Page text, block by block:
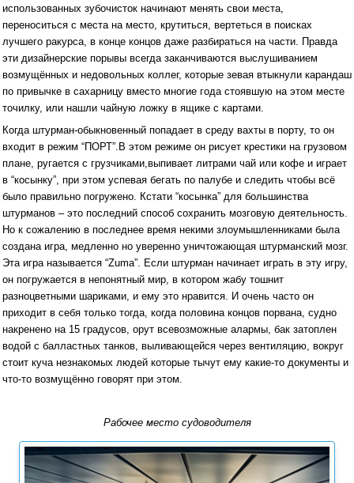
использованных зубочисток начинают менять свои места,
переноситься с места на место, крутиться, вертеться в поисках
лучшего ракурса, в конце концов даже разбираться на части. Правда
эти дизайнерские порывы всегда заканчиваются выслушиванием
возмущённых и недовольных коллег, которые зевая втыкнули карандаш
по привычке в сахарницу вместо многие года стоявшую на этом месте
точилку, или нашли чайную ложку в ящике с картами.
Когда штурман-обыкновенный попадает в среду вахты в порту, то он
входит в режим “ПОРТ”.В этом режиме он рисует крестики на грузовом
плане, ругается с грузчиками,выпивает литрами чай или кофе и играет
в “косынку”, при этом успевая бегать по палубе и следить чтобы всё
было правильно погружено. Кстати “косынка” для большинства
штурманов – это последний способ сохранить мозговую деятельность.
Но к сожалению в последнее время некими злоумышленниками была
создана игра, медленно но уверенно уничтожающая штурманский мозг.
Эта игра называется “Zuma”. Если штурман начинает играть в эту игру,
он погружается в непонятный мир, в котором жабу тошнит
разноцветными шариками, и ему это нравится. И очень часто он
приходит в себя только тогда, когда половина концов порвана, судно
накренено на 15 градусов, орут всевозможные алармы, бак затоплен
водой с балластных танков, выливающейся через вентиляцию, вокруг
стоит куча незнакомых людей которые тычут ему какие-то документы и
что-то возмущённо говорят при этом.
Рабочее место судоводителя